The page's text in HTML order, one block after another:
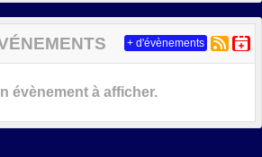
évènement à afficher.
+ d'évènements